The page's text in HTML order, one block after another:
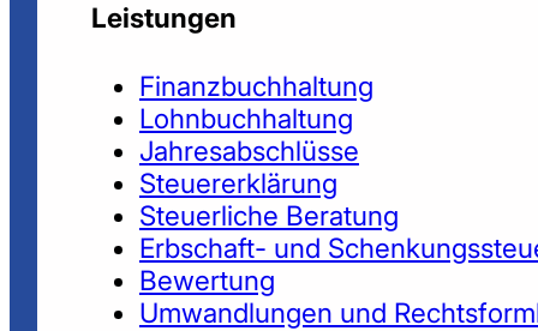
Leistungen
Finanzbuchhaltung
Lohnbuchhaltung
Jahresabschlüsse
Steuererklärung
Steuerliche Beratung
Erbschaft- und
Bewertung
Umwandlungen und